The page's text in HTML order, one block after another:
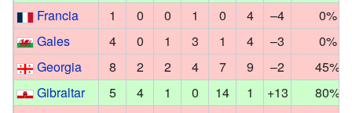
Francia
1 0 0 1 0 4 –4
0%
Gales
4 0 1 3 1 4 –3
0%
Georgia
8 2 2 4 7 9 –2
45%
Gibraltar
5 4 1 0 14 1 +13
80%